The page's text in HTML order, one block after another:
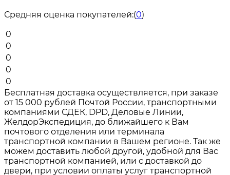
Средняя оценка покупателей:(0)
0
0
0
0
0
Бесплатная доставка осуществляется, при заказе
от 15 000 рублей Почтой России, транспортными
компаниями СДЕК, DPD, Деловые Линии,
ЖелдорЭкспедиция, до ближайшего к Вам
почтового отделения или терминала
транспортной компании в Вашем регионе. Так же
можем доставить любой другой, удобной для Вас
транспортной компанией, или с доставкой до
двери, при условии оплаты услуг транспортной